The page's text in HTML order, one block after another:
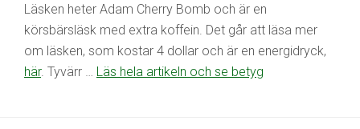
Läsken heter Adam Cherry Bomb och är en
körsbärsläsk med extra koffein. Det går att läsa mer
om läsken, som kostar 4 dollar och är en energidryck,
här. Tyvärr … Läs hela artikeln och se betyg